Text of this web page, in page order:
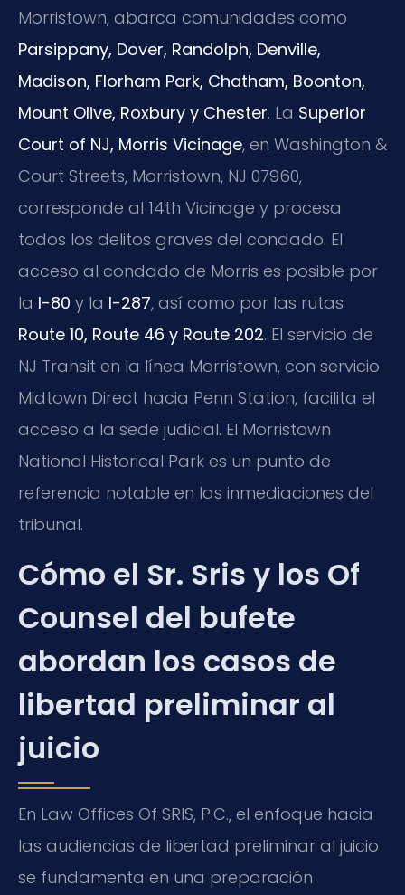
Morristown, abarca comunidades como
Parsippany, Dover, Randolph, Denville,
Madison, Florham Park, Chatham, Boonton,
Mount Olive, Roxbury y Chester. La Superior
Court of NJ, Morris Vicinage, en Washington &
Court Streets, Morristown, NJ 07960,
corresponde al 14th Vicinage y procesa
todos los delitos graves del condado. El
acceso al condado de Morris es posible por
la I-80 y la I-287, así como por las rutas
Route 10, Route 46 y Route 202. El servicio de
NJ Transit en la línea Morristown, con servicio
Midtown Direct hacia Penn Station, facilita el
acceso a la sede judicial. El Morristown
National Historical Park es un punto de
referencia notable en las inmediaciones del
tribunal.
Cómo el Sr. Sris y los Of
Counsel del bufete
abordan los casos de
libertad preliminar al
juicio
En Law Offices Of SRIS, P.C., el enfoque hacia
las audiencias de libertad preliminar al juicio
se fundamenta en una preparación